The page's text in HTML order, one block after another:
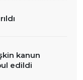
kanun
edildi